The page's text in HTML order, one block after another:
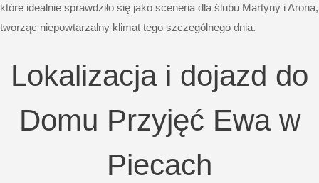
które idealnie sprawdziło się jako sceneria dla ślubu Martyny i Arona,
tworząc niepowtarzalny klimat tego szczególnego dnia.
Lokalizacja i dojazd do
Domu Przyjęć Ewa w
Piecach